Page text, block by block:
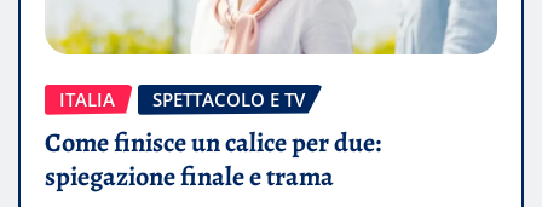
ITALIA SPETTACOLO E TV
Come finisce un calice per due:
spiegazione finale e trama